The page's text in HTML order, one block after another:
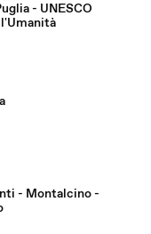
- UNESCO
- Montalcino -